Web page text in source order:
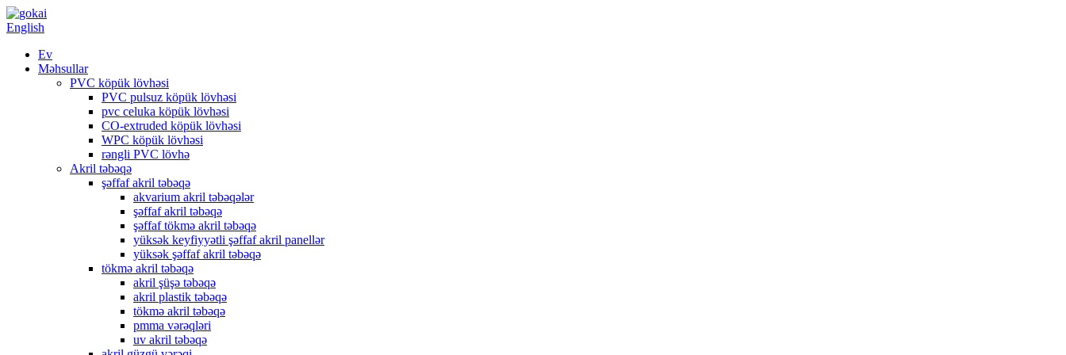
English
Ev
Məhsullar
PVC köpük lövhəsi
PVC pulsuz köpük lövhəsi
pvc celuka köpük lövhəsi
CO-extruded köpük lövhəsi
WPC köpük lövhəsi
rəngli PVC lövhə
Akril təbəqə
şəffaf akril təbəqə
akvarium akril təbəqələr
şəffaf akril təbəqə
şəffaf tökmə akril təbəqə
yüksək keyfiyyətli şəffaf akril panellər
yüksək şəffaf akril təbəqə
tökmə akril təbəqə
akril şüşə təbəqə
akril plastik təbəqə
tökmə akril təbəqə
pmma vərəqləri
uv akril təbəqə